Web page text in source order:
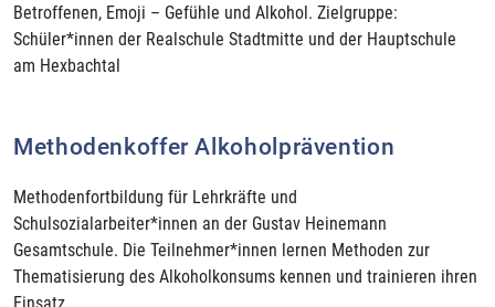
Betroffenen, Emoji – Gefühle und Alkohol. Zielgruppe:
Schüler*innen der Realschule Stadtmitte und der Hauptschule
am Hexbachtal
Methodenkoffer Alkoholprävention
Methodenfortbildung für Lehrkräfte und
Schulsozialarbeiter*innen an der Gustav Heinemann
Gesamtschule. Die Teilnehmer*innen lernen Methoden zur
Thematisierung des Alkoholkonsums kennen und trainieren ihren